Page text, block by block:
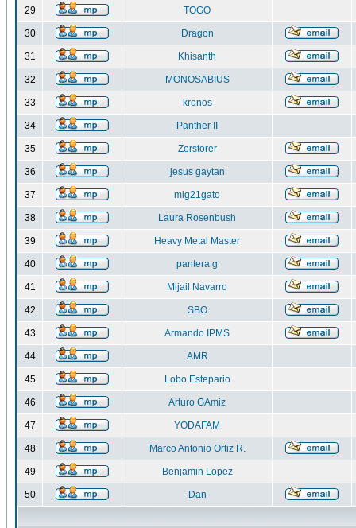
29 TOGO
30 Dragon
31 Khisanth
32 MONOSABIUS
33 kronos
34 Panther II
35 Zerstorer
36 jesus gaytan
37 mig21gato
38 Laura Rosenbush
39 Heavy Metal Master
40 pantera g
41 Mijail Navarro
42 SBO
43 Armando IPMS
44 AMR
45 Lobo Estepario
46 Arturo GAmiz
47 YODAFAM
48 Marco Antonio Ortiz R.
49 Benjamin Lopez
50 Dan